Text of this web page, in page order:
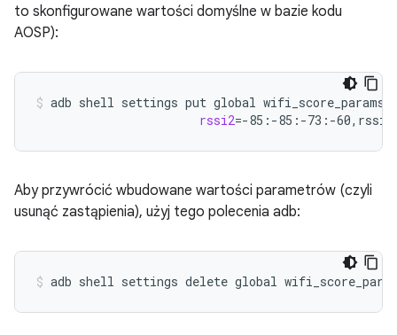
to skonfigurowane wartości domyślne w bazie kodu
AOSP):
adb shell settings put global wifi_score_params
rssi2=-85:-85:-73:-60,rssi5
Aby przywrócić wbudowane wartości parametrów (czyli
usunąć zastąpienia), użyj tego polecenia adb:
adb shell settings delete global